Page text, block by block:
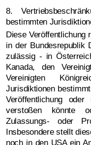
8.
bestimmten
Diese
in der Bundesrepublik
zulässig - in
Kanada, den
Vereinigten
Jurisdiktionen
Veröffentlichung
verstoßen könnte
Zulassungs- oder
Insbesondere stellt
noch in den USA ein